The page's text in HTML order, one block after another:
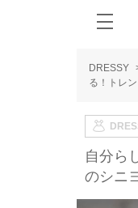
DRESSY
る！トレ
自分ら
のシニ